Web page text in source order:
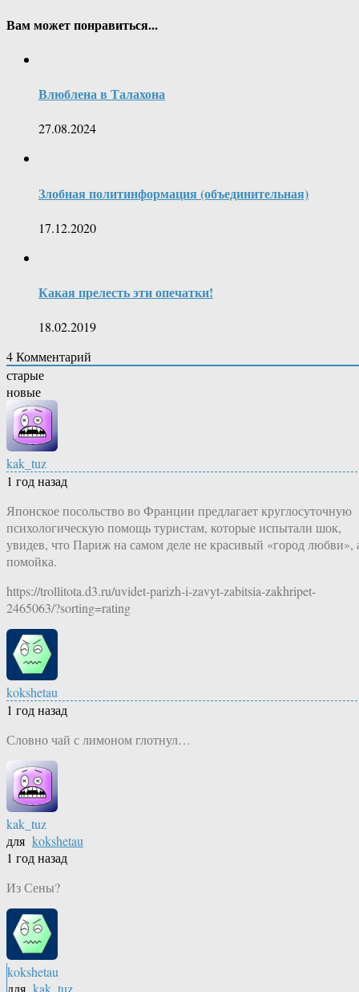
Вам может понравиться...
Влюблена в Талахона
27.08.2024
Злобная политинформация (объединительная)
17.12.2020
Какая прелесть эти опечатки!
18.02.2019
4Комментарий
старые
новые
kak_tuz
1 год назад
Японское посольство во Франции предлагает круглосуточную
психологическую помощь туристам, которые испытали шок,
увидев, что Париж на самом деле не красивый «город любви»,
помойка.
https://trollitota.d3.ru/uvidet-parizh-i-zavyt-zabitsia-zakhripet-
2465063/?sorting=rating
kokshetau
1 год назад
Словно чай с лимоном глотнул…
kak_tuz
для kokshetau
1 год назад
Из Сены?
kokshetau